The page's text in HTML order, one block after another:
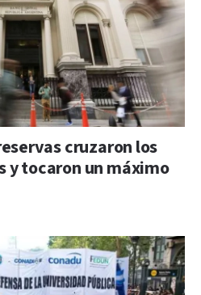
cruzaron los
y tocaron un máximo